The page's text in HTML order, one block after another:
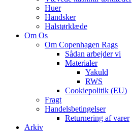
Huer
Handsker
Halstørklæde
Om Os
Om Copenhagen Rags
Sådan arbejder vi
Materialer
Yakuld
RWS
Cookiepolitik (EU)
Fragt
Handelsbetingelser
Returnering af varer
Arkiv